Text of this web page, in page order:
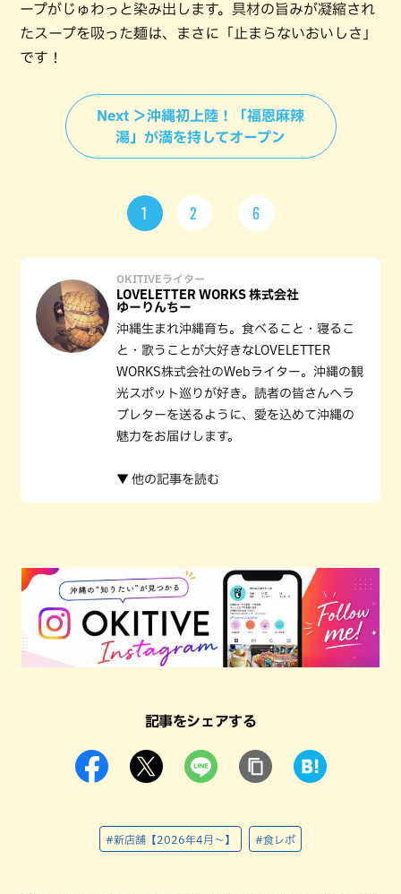
ープがじゅわっと染み出します。具材の旨みが凝縮され
たスープを吸った麺は、まさに「止まらないおいしさ」
です！
Next ＞沖縄初上陸！「福恩麻辣
湯」が満を持してオープン
1 2 6
OKITIVEライター
LOVELETTER WORKS 株式会社
ゆーりんちー
沖縄生まれ沖縄育ち。食べること・寝るこ
と・歌うことが大好きなLOVELETTER
WORKS株式会社のWebライター。沖縄の観
光スポット巡りが好き。読者の皆さんへラ
ブレターを送るように、愛を込めて沖縄の
魅力をお届けします。
▼ 他の記事を読む
記事をシェアする
#新店舗【2026年4月～】 #食レポ